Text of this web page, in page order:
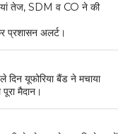
तेज, SDM व CO ने की
प्रशासन अलर्ट।
यूफोरिया बैंड ने मचाया
मैदान।